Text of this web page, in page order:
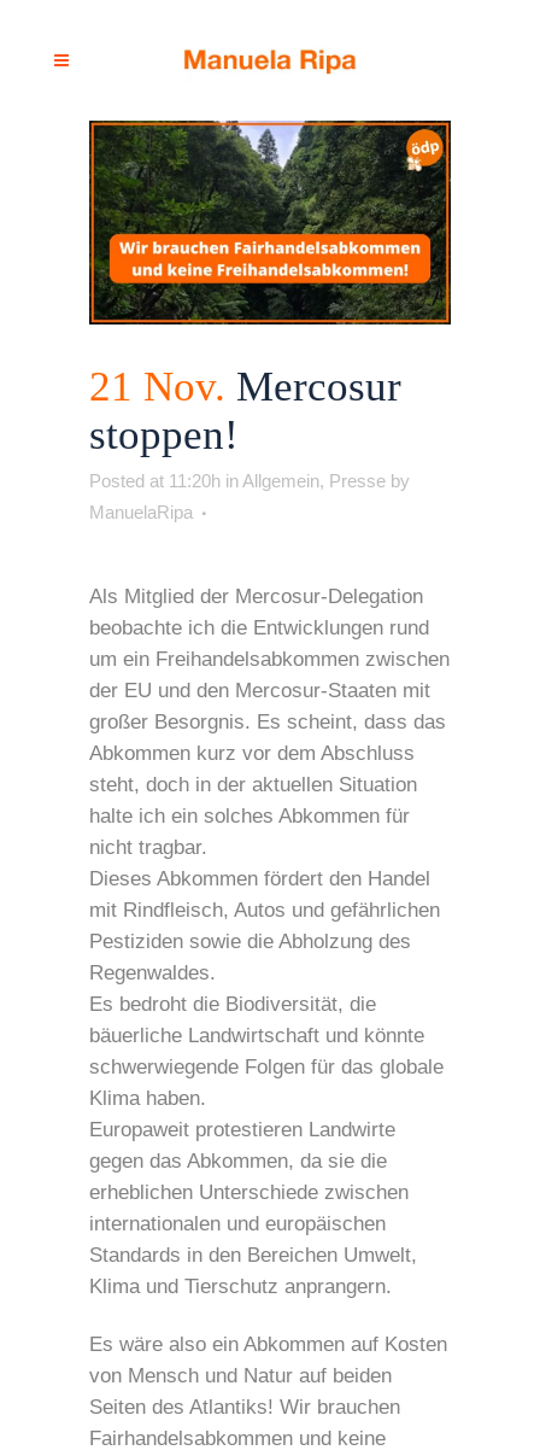
21 Nov. Mercosur
stoppen!
Posted at 11:20h inAllgemein, Presse by
ManuelaRipa
Als Mitglied der Mercosur-Delegation
beobachte ich die Entwicklungen rund
um ein Freihandelsabkommen zwischen
der EU und den Mercosur-Staaten mit
großer Besorgnis. Es scheint, dass das
Abkommen kurz vor dem Abschluss
steht, doch in der aktuellen Situation
halte ich ein solches Abkommen für
nicht tragbar.
Dieses Abkommen fördert den Handel
mit Rindfleisch, Autos und gefährlichen
Pestiziden sowie die Abholzung des
Regenwaldes.
Es bedroht die Biodiversität, die
bäuerliche Landwirtschaft und könnte
schwerwiegende Folgen für das globale
Klima haben.
Europaweit protestieren Landwirte
gegen das Abkommen, da sie die
erheblichen Unterschiede zwischen
internationalen und europäischen
Standards in den Bereichen Umwelt,
Klima und Tierschutz anprangern.
Es wäre also ein Abkommen auf Kosten
von Mensch und Natur auf beiden
Seiten des Atlantiks! Wir brauchen
Fairhandelsabkommen und keine